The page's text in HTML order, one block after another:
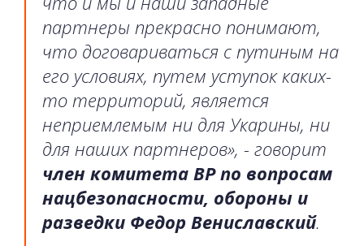
партнеры прекрасно понимают,
что договариваться с путиным на
его условиях, путем уступок каких-
то территорий, является
неприемлемым ни для Укарины, ни
для наших партнеров», - говорит
член комитета ВР по вопросам
нацбезопасности, обороны и
разведки Федор Вениславский.